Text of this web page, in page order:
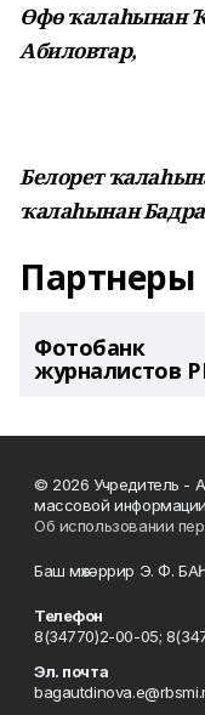
Өфө ҡалаһынан
Абиловтар,
Белорет
ҡалаһынан
Партнеры
Фотобанк
журналистов
© 2026 Учредитель -
массовой
Об использовании
Баш мөхәррир Э. Ф.
Телефон
8(34770)2-00-05;
Эл. почта